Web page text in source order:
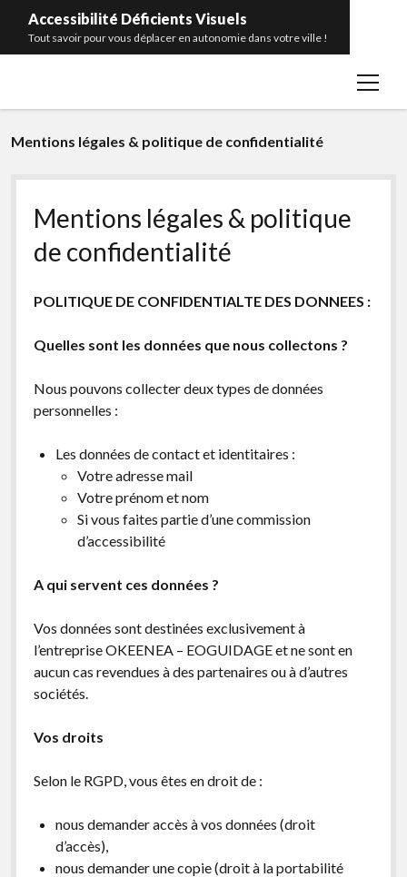
Accessibilité Déficients Visuels
Tout savoir pour vous déplacer en autonomie dans votre ville !
open
Portrait
Catégories open
Bâtiments publics
Transports en commun
Bandes d’éveil de vigilance
Non classé
Bandes de guidage
Feux sonores
facebook
rss
Mentions légales & politique de confidentialité
Mentions légales & politique
de confidentialité
POLITIQUE DE CONFIDENTIALTE DES DONNEES :
Quelles sont les données que nous collectons ?
Nous pouvons collecter deux types de données
personnelles :
Les données de contact et identitaires :
Votre adresse mail
Votre prénom et nom
Si vous faites partie d’une commission
d’accessibilité
A qui servent ces données ?
Vos données sont destinées exclusivement à
l’entreprise OKEENEA – EOGUIDAGE et ne sont en
aucun cas revendues à des partenaires ou à d’autres
sociétés.
Vos droits
Selon le RGPD, vous êtes en droit de :
nous demander accès à vos données (droit
d’accès),
nous demander une copie (droit à la portabilité